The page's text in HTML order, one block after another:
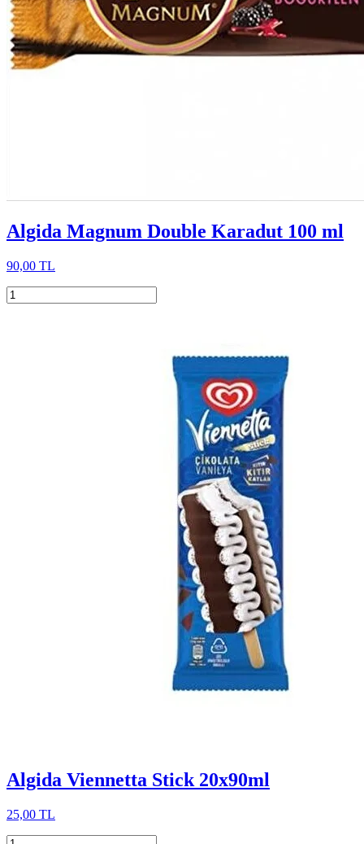
Algida Magnum Double Karadut 100 ml
90,00 TL
Algida Viennetta Stick 20x90ml
25,00 TL